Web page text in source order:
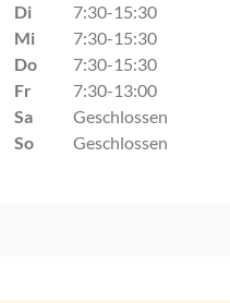
Di
7:30-15:30
Mi
7:30-15:30
Do
7:30-15:30
Fr
7:30-13:00
Sa
Geschlossen
So
Geschlossen